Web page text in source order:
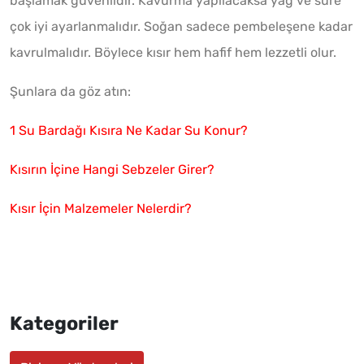
çok iyi ayarlanmalıdır. Soğan sadece pembeleşene kadar
kavrulmalıdır. Böylece kısır hem hafif hem lezzetli olur.
Şunlara da göz atın:
1 Su Bardağı Kısıra Ne Kadar Su Konur?
Kısırın İçine Hangi Sebzeler Girer?
Kısır İçin Malzemeler Nelerdir?
Kategoriler